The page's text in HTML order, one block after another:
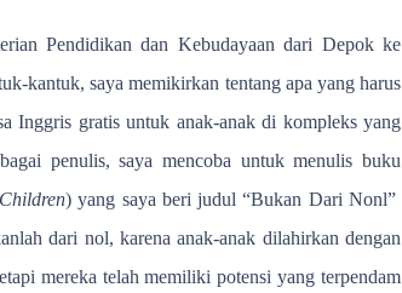
Pendidikan dan Kebudayaan dari Depok ke
kantuk, saya memikirkan tentang apa yang harus
Inggris gratis untuk anak-anak di kompleks yang
penulis, saya mencoba untuk menulis buku
) yang saya beri judul “Bukan Dari Nonl”
dari nol, karena anak-anak dilahirkan dengan
mereka telah memiliki potensi yang terpendam